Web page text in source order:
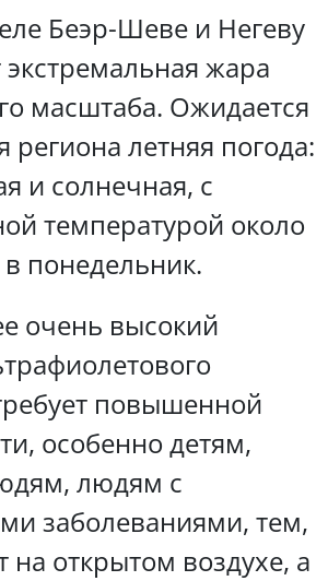
Беэр-Шеве и Негеву
экстремальная жара
масштаба. Ожидается
региона летняя погода:
и солнечная, с
температурой около
в понедельник.
очень высокий
повышенной
особенно детям,
людям с
заболеваниями, тем,
на открытом воздухе, а